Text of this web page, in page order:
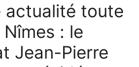
actualité toute
: le
Jean-Pierre